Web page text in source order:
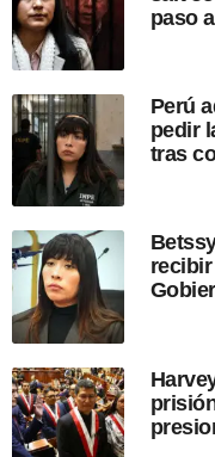
d
p
b
a
c
i
paso
Perú
pedir
tras